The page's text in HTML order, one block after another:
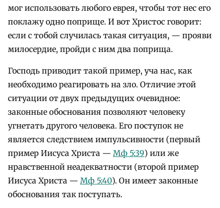
мог использовать любого еврея, чтобы тот нес его
поклажу одно поприще. И вот Христос говорит:
если с тобой случилась такая ситуация, — прояви
милосердие, пройди с ним два поприща.
Господь приводит такой пример, уча нас, как
необходимо реагировать на зло. Отличие этой
ситуации от двух предыдущих очевидное:
законные обоснования позволяют человеку
угнетать другого человека. Его поступок не
является следствием импульсивности (первый
пример Иисуса Христа — Мф 5:39) или же
нравственной неадекватности (второй пример
Иисуса Христа — Мф 5:40). Он имеет законные
обоснования так поступать.